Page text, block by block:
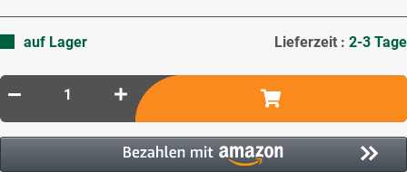
auf Lager Lieferzeit : 2-3 Tage